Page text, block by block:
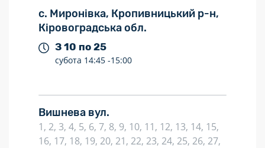
с. Миронівка, Кропивницький р-н,
Кіровоградська обл.
З 10 по 25
субота 14:45 -15:00
Вишнева вул.
1, 2, 3, 4, 5, 6, 7, 8, 9, 10, 11, 12, 13, 14, 15,
16, 17, 18, 19, 20, 21, 22, 23, 24, 25, 26, 27,